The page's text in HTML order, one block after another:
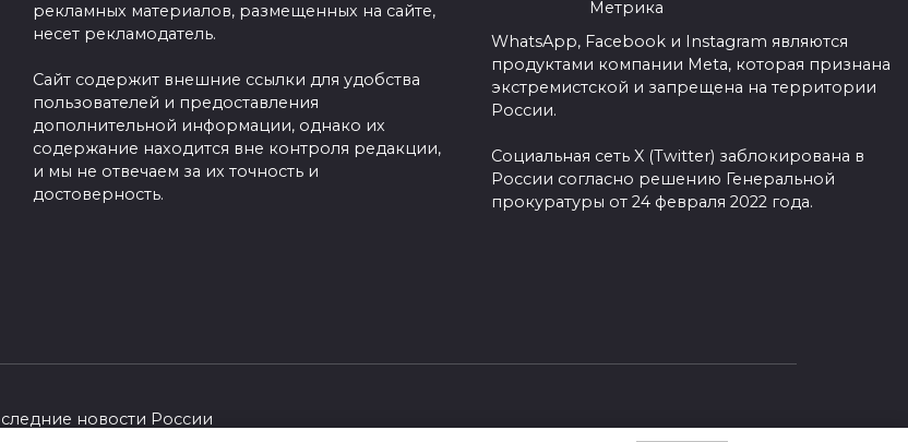
рекламных материалов, размещенных на сайте,
несет рекламодатель.
Сайт содержит внешние ссылки для удобства
пользователей и предоставления
дополнительной информации, однако их
содержание находится вне контроля редакции,
и мы не отвечаем за их точность и
достоверность.
WhatsApp, Facebook и Instagram являются
продуктами компании Meta, которая признана
экстремистской и запрещена на территории
России.
Социальная сеть X (Twitter) заблокирована в
России согласно решению Генеральной
прокуратуры от 24 февраля 2022 года.
новости России